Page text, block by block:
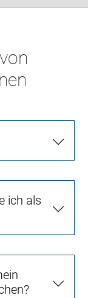
ich als